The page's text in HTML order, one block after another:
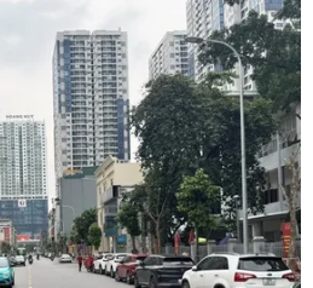
chụp ảnh lưu niệm cùng các sinh
Nguyễn Việt Thắng/TTXVN)
Đào tạo Quốc tế về